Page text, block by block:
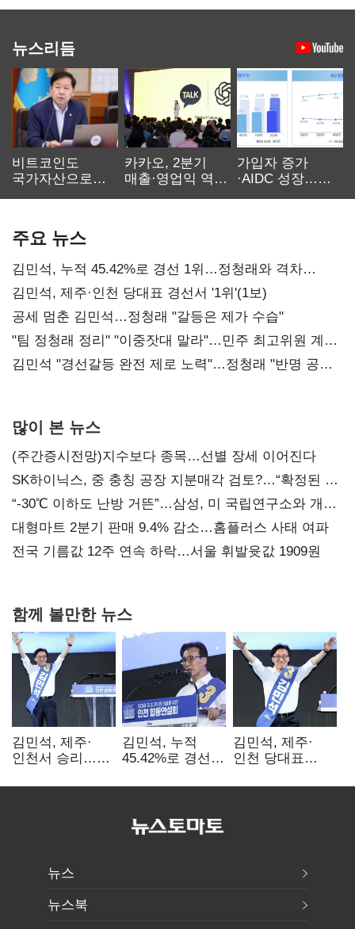
뉴스리듬
비트코인도
국가자산으로…'
카카오, 2분기
매출·영업익 역대
가입자 증가
·AIDC 성장…
주요 뉴스
김민석, 누적 45.42%로 경선 1위…정청래와 격차
0.86%p(2보)
김민석, 제주·인천 당대표 경선서 '1위'(1보)
공세 멈춘 김민석…정청래 "갈등은 제가 수습"
"팀 정청래 정리" "이중잣대 말라"…민주 최고위원 계파
다툼 격화
김민석 "경선갈등 완전 제로 노력"…정청래 "반명 공세
많이 본 뉴스
(주간증시전망)지수보다 종목…선별 장세 이어진다
SK하이닉스, 중 충칭 공장 지분매각 검토?…“확정된 바
없어”
“-30℃ 이하도 난방 거뜬”…삼성, 미 국립연구소와 개발
협력
대형마트 2분기 판매 9.4% 감소…홈플러스 사태 여파
전국 기름값 12주 연속 하락…서울 휘발윳값 1909원
함께 볼만한 뉴스
김민석, 제주·
인천서 승리…
탈환'(종합)
김민석, 누적
45.42%로 경선
격차
김민석, 제주·
인천 당대표
뉴스
뉴스북